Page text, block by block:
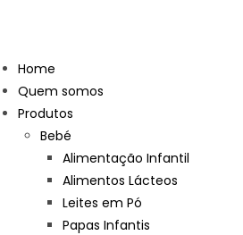
Home
Quem somos
Produtos
Bebé
Alimentação Infantil
Alimentos Lácteos
Leites em Pó
Papas Infantis